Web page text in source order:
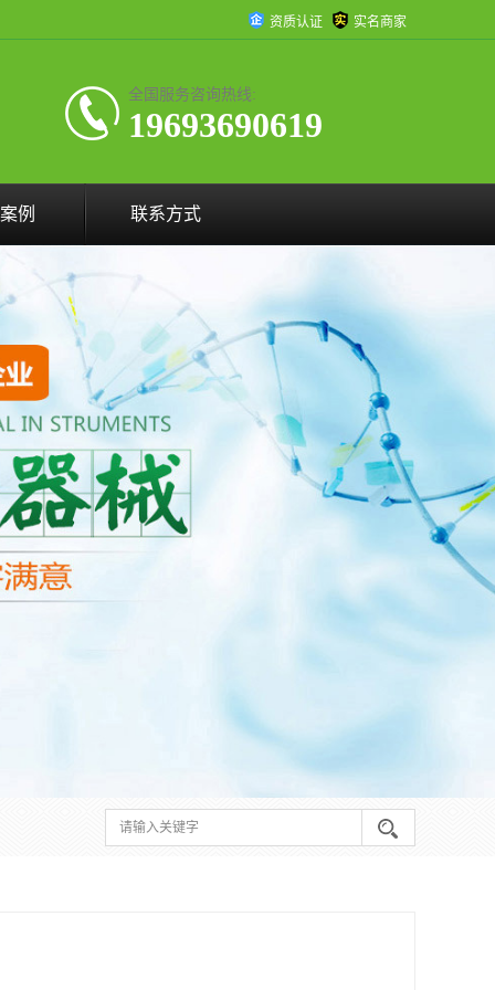
资质认证 实名商家
全国服务咨询热线:
19693690619
例 联系方式